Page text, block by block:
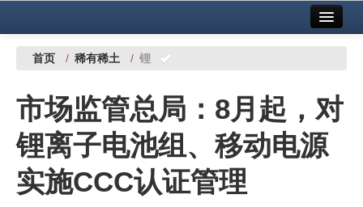
中国有色金属报社主办 广告服务
铜镍铅锌
铝
稀有稀土
首页 / 稀有稀土 / 锂
市场监管总局：8月起，对
锂离子电池组、移动电源
实施CCC认证管理